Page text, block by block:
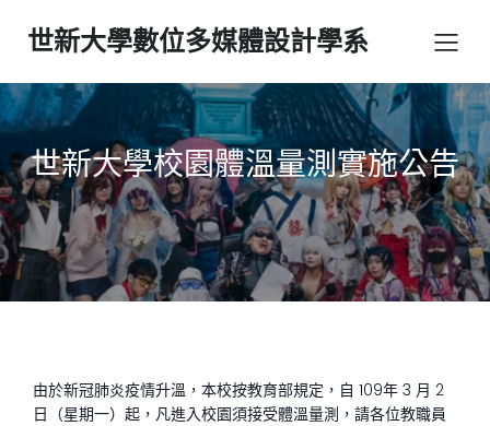
世新大學數位多媒體設計學系
世新大學校園體溫量測實施公告
由於新冠肺炎疫情升溫，本校按教育部規定，自 109年 3 月 2
日（星期一）起，凡進入校園須接受體溫量測，請各位教職員